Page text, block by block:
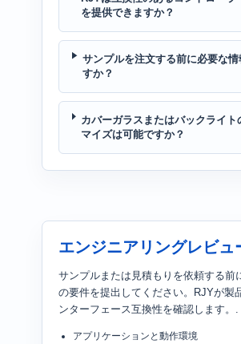
を提供できますか？
サンプルを注文する前に必要な情
すか？
カバーガラスまたはバックライト
マイズは可能ですか？
エンジニアリングレビュ
サンプルまたは見積もりを依頼する前
の要件を提出してください。RJYが製
ンターフェース互換性を確認します。.
アプリケーションと動作環境